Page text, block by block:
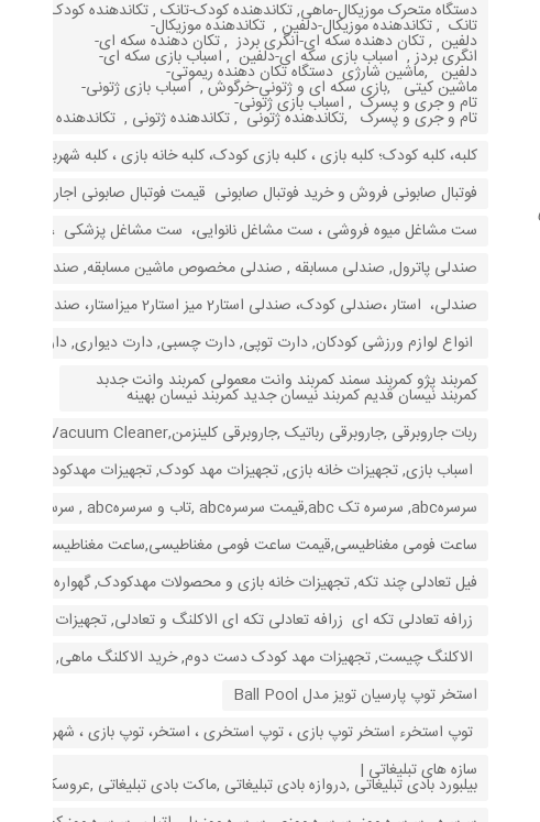
دستگاه متحرک موزیکال-ماهی, تکاندهنده کودک-تانک , تکاندهنده کودک-
تانک , تکاندهنده موزیکال-دلفین , تکاندهنده موزیکال-
دلفین , تکان دهنده سکه ای-انگری بردز , تکان دهنده سکه ای-
انگری بردز , اسباب بازی سکه ای-دلفین , اسباب بازی سکه ای-
دلفین ,ماشین شارژی دستگاه تکان دهنده ریموتی-
ماشین کیتی ,بازی سکه ای و ژتونی-خرگوش , اسباب بازی ژتونی-
تام و جری و پسرک , اسباب بازی ژتونی-
تام و جری و پسرک ,تکاندهنده ژتونی , تکاندهنده ژتونی , تکاندهنده فانتزی
کلبه، کلبه کودک؛ کلبه بازی ، کلبه بازی کودک، کلبه خانه بازی ، کلبه شهربازی ،
فوتبال صابونی فروش و خرید فوتبال صابونی قیمت فوتبال صابونی اجاره
ست مشاغل میوه فروشی ، ست مشاغل نانوایی، ست مشاغل پزشکی ،ست
صندلی پاترول, صندلی مسابقه , صندلی مخصوص ماشین مسابقه, صندلی ماشین
صندلی، استار ،صندلی کودک، صندلی استار2 میز استار2 میزاستار، صندلی استار ، میز وصندلی استار، خرید میز استار، صندلی استار کودک ،صندلی مهدکودک، صندلی چیکو، صندلی وانیا
انواع لوازم ورزشی کودکان, دارت توپی, دارت چسبی, دارت دیواری,
کمربند پژو کمربند سمند کمربند وانت معمولی کمربند وانت جدبد
کمربند نیسان قدیم کمربند نیسان جدید کمربند نیسان بهینه
ربات جاروبرقی ,جاروبرقی رباتیک ,جاروبرقی کلینزمن,Robot Vacuum Cleaner, جاروبرقی رباتیک ,جاروبرقی
اسباب بازی, تجهیزات خانه بازی, تجهیزات مهد کودک, تجهیزات مهدکودک,
سرسرهabc, سرسره تک abc,قیمت سرسرهabc ,تاب و سرسرهabc , سرسره ارزان,حراج سرسره,سرسره کودکان,سرسره کودکان,
ساعت فومی مغناطیسی,قیمت ساعت فومی مغناطیسی,ساعت مغناطیسی,ساعت
فیل تعادلی چند تکه, تجهیزات خانه بازی و محصولات مهدکودک, گهواره ای,
زرافه تعادلی تکه ای زرافه تعادلی تکه ای الاکلنگ و تعادلی, تجهیزات
الاکلنگ چیست, تجهیزات مهد کودک دست دوم, خرید الاکلنگ ماهی, قیمت
استخر توپ پارسیان تویز مدل Ball Pool
توپ استخرء استخر توپ بازی ، توپ استخری ، استخر، توپ بازی ، شهربازی ،
سازه های تبلیغاتی |
بیلبورد بادی تبلیغاتی ,دروازه بادی تبلیغاتی ,ماکت بادی تبلیغاتی